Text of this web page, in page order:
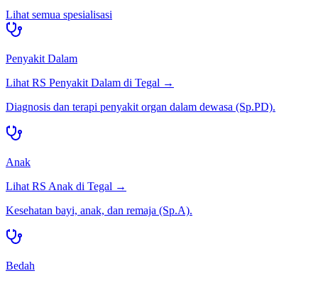
Lihat semua spesialisasi
Penyakit Dalam
Lihat RS Penyakit Dalam di Tegal →
Diagnosis dan terapi penyakit organ dalam dewasa (Sp.PD).
Anak
Lihat RS Anak di Tegal →
Kesehatan bayi, anak, dan remaja (Sp.A).
Bedah